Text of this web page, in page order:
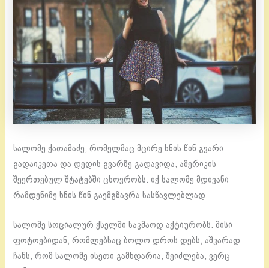
სალომე ქათამაძე, რომელმაც მცირე ხნის წინ გვარი
გადაიკეთა და დედის გვარზე გადავიდა, ამერიკის
შეერთებულ შტატებში ცხოვრობს. იქ სალომე მდივანი
რამდენიმე ხნის წინ გაემგზავრა სასწავლებლად.
სალომე სოციალურ ქსელში საკმაოდ აქტიურობს. მისი
ფოტოებიდან, რომლებსაც ბოლო დროს დებს, აშკარად
ჩანს, რომ სალომე ისეთი გამხდარია, შეიძლება, ვერც